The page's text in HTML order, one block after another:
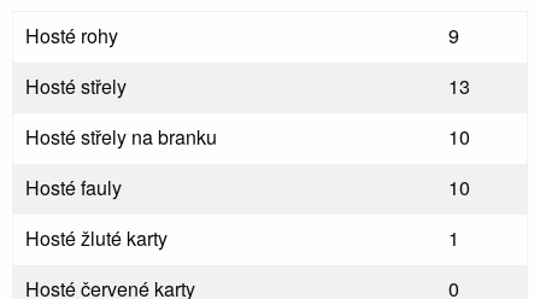
Hosté rohy
9
Hosté střely
13
Hosté střely na branku
10
Hosté fauly
10
Hosté žluté karty
1
Hosté červené karty
0